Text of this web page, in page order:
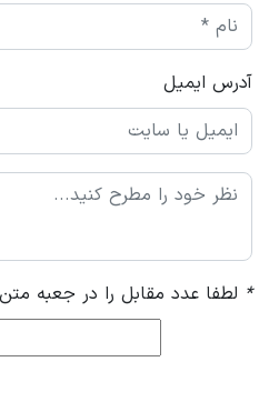
آدرس ایمیل
* لطفا عدد مقابل را در جعبه